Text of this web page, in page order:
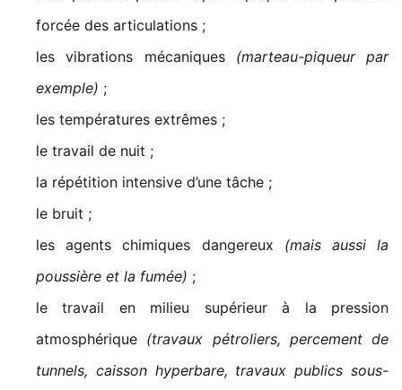
forcée des articulations ;
les vibrations mécaniques (marteau-piqueur par
exemple) ;
les températures extrêmes ;
le travail de nuit ;
la répétition intensive d’une tâche ;
le bruit ;
les agents chimiques dangereux (mais aussi la
poussière et la fumée) ;
le travail en milieu supérieur à la pression
atmosphérique (travaux pétroliers, percement de
tunnels, caisson hyperbare, travaux publics sous-